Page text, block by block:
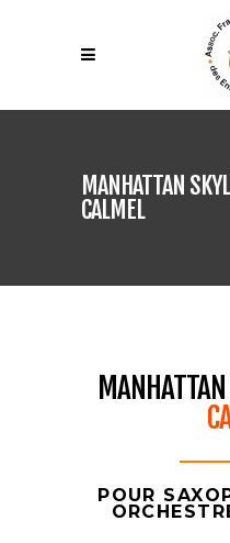
MANHATTAN
CALMEL
POUR